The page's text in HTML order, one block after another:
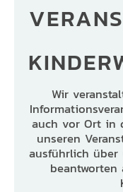
Wir
auch vor Ort in
unseren
ausführlich über
beantworten